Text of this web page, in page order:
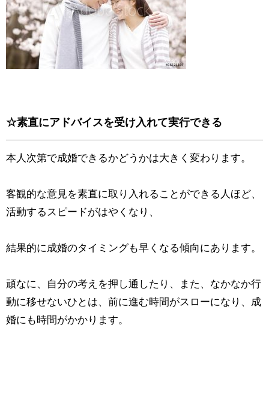
☆素直にアドバイスを受け入れて実行できる
本人次第で成婚できるかどうかは大きく変わります。
客観的な意見を素直に取り入れることができる人ほど、
活動するスピードがはやくなり、
結果的に成婚のタイミングも早くなる傾向にあります。
頑なに、自分の考えを押し通したり、また、なかなか行
動に移せないひとは、前に進む時間がスローになり、成
婚にも時間がかかります。